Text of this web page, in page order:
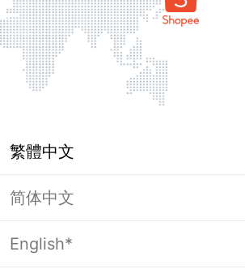
繁體中文
简体中文
English*